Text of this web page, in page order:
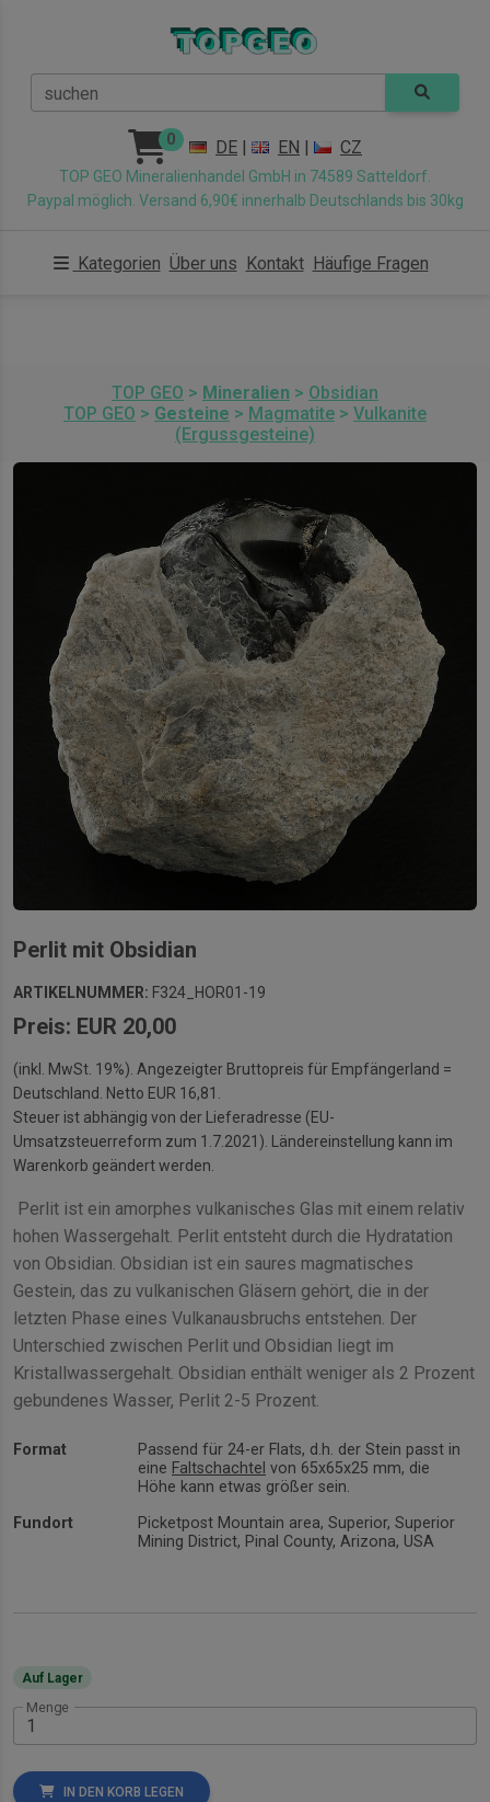
suchen
0 DE | EN | CZ
TOP GEO Mineralienhandel GmbH in 74589 Satteldorf.
Paypal möglich. Versand 6,90€ innerhalb Deutschlands bis 30kg
Kategorien Über uns Kontakt Häufige Fragen
TOP GEO > Mineralien > Obsidian
TOP GEO > Gesteine > Magmatite > Vulkanite
(Ergussgesteine)
Perlit mit Obsidian
ARTIKELNUMMER: F324_HOR01-19
Preis: EUR 20,00
(inkl. MwSt. 19%). Angezeigter Bruttopreis für Empfängerland =
Deutschland. Netto EUR 16,81.
Steuer ist abhängig von der Lieferadresse (EU-
Umsatzsteuerreform zum 1.7.2021). Ländereinstellung kann im
Warenkorb geändert werden.
Perlit ist ein amorphes vulkanisches Glas mit einem relativ
hohen Wassergehalt. Perlit entsteht durch die Hydratation
von Obsidian. Obsidian ist ein saures magmatisches
Gestein, das zu vulkanischen Gläsern gehört, die in der
letzten Phase eines Vulkanausbruchs entstehen. Der
Unterschied zwischen Perlit und Obsidian liegt im
Kristallwassergehalt. Obsidian enthält weniger als 2 Prozent
gebundenes Wasser, Perlit 2-5 Prozent.
Format
Passend für 24-er Flats, d.h. der Stein passt in
eine Faltschachtel von 65x65x25 mm, die
Höhe kann etwas größer sein.
Fundort
Picketpost Mountain area, Superior, Superior
Mining District, Pinal County, Arizona, USA
Auf Lager
Menge
IN DEN KORB LEGEN